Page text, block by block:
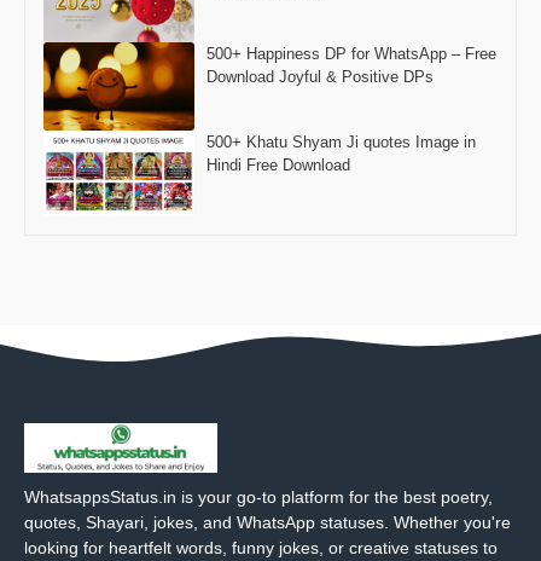
500+ Happiness DP for WhatsApp – Free
Download Joyful & Positive DPs
500+ Khatu Shyam Ji quotes Image in
Hindi Free Download
WhatsappsStatus.in is your go-to platform for the best poetry,
quotes, Shayari, jokes, and WhatsApp statuses. Whether you're
looking for heartfelt words, funny jokes, or creative statuses to